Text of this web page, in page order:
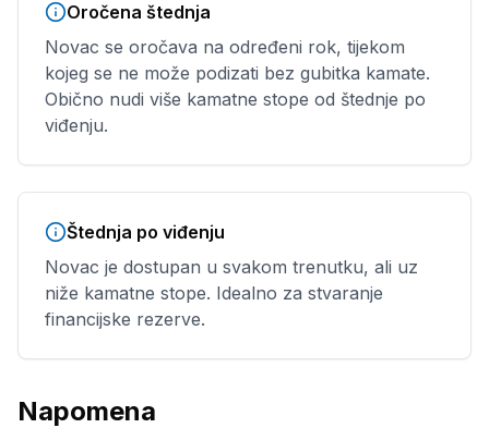
Oročena štednja
Novac se oročava na određeni rok, tijekom
kojeg se ne može podizati bez gubitka kamate.
Obično nudi više kamatne stope od štednje po
viđenju.
Štednja po viđenju
Novac je dostupan u svakom trenutku, ali uz
niže kamatne stope. Idealno za stvaranje
financijske rezerve.
Napomena